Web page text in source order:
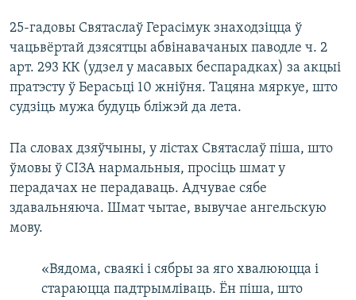
25-гадовы Святаслаў Герасімук знаходзіцца ў
чацьвёртай дзясятцы абвінавачаных паводле ч. 2
арт. 293 КК (удзел у масавых беспарадках) за акцыі
пратэсту ў Берасьці 10 жніўня. Тацяна мяркуе, што
судзіць мужа будуць бліжэй да лета.
Па словах дзяўчыны, у лістах Святаслаў піша, што
ўмовы ў СІЗА нармальныя, просіць шмат у
перадачах не перадаваць. Адчувае сябе
здавальняюча. Шмат чытае, вывучае ангельскую
мову.
«Вядома, сваякі і сябры за яго хвалююцца і
стараюцца падтрымліваць. Ён піша, што